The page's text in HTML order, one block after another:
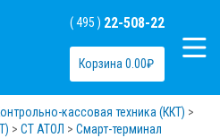
( 495 ) 22-508-22
Корзина 0.00₽
кассовая техника (ККТ) >
> СТ АТОЛ > Смарт-терминал